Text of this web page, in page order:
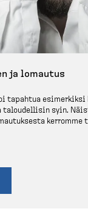
ja lomautus
tapahtua esimerkiksi
taloudellisin syin.
kerromme